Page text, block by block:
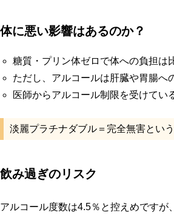
体に悪い影響はあるのか？
糖質・プリン体ゼロで体への負担は
ただし、アルコールは肝臓や胃腸へ
医師からアルコール制限を受けてい
淡麗プラチナダブル＝完全無害とい
飲み過ぎのリスク
アルコール度数は4.5％と控えめですが